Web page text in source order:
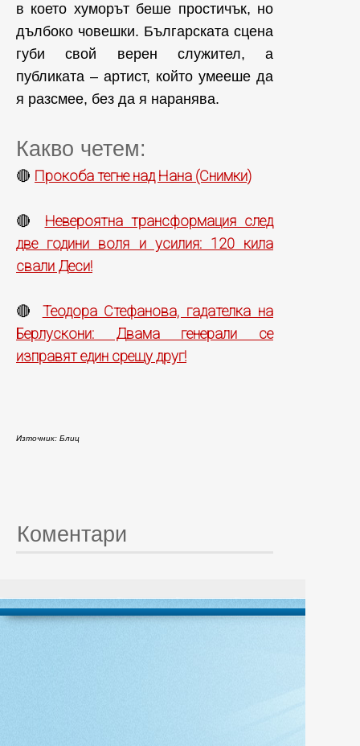
в което хуморът беше простичък, но
дълбоко човешки. Българската сцена
губи свой верен служител, а
публиката – артист, който умееше да
я разсмее, без да я наранява.
Какво четем:
🔴 Прокоба тегне над Нана (Снимки)
🔴 Невероятна трансформация след
две години воля и усилия: 120 кила
свали Деси!
🔴 Теодора Стефанова, гадателка на
Берлускони: Двама генерали се
изправят един срещу друг!
Източник: Блиц
Коментари